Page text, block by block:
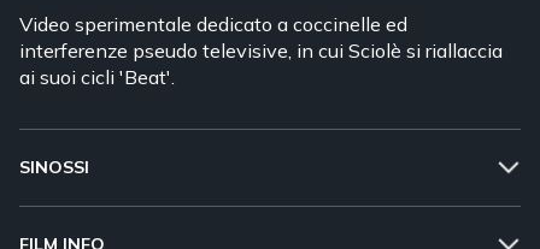
Video sperimentale dedicato a coccinelle ed
interferenze pseudo televisive, in cui Sciolè si riallaccia
ai suoi cicli 'Beat'.
SINOSSI
FILM INFO